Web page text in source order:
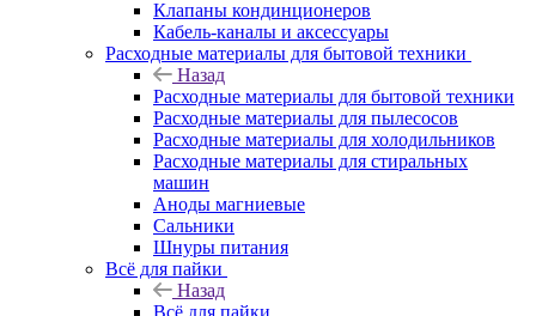
Клапаны кондинционеров
Кабель-каналы и аксессуары
Расходные материалы для бытовой техники
Назад
Расходные материалы для бытовой техники
Расходные материалы для пылесосов
Расходные материалы для холодильников
Расходные материалы для стиральных
машин
Аноды магниевые
Сальники
Шнуры питания
Всё для пайки
Назад
Всё для пайки